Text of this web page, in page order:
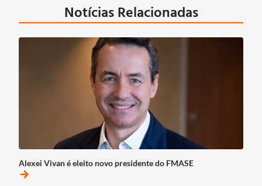
Notícias Relacionadas
Alexei Vivan é eleito novo presidente do FMASE
arrow_forward